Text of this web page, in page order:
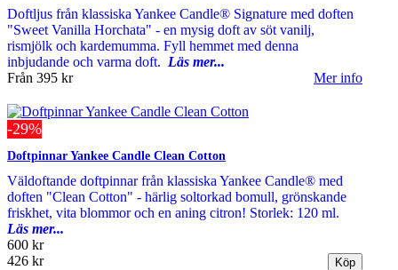
Doftljus från klassiska Yankee Candle® Signature med doften
"Sweet Vanilla Horchata" - en mysig doft av söt vanilj,
rismjölk och kardemumma. Fyll hemmet med denna
inbjudande och varma doft. Läs mer...
Från 395 kr Mer info
-29%
Doftpinnar Yankee Candle Clean Cotton
Väldoftande doftpinnar från klassiska Yankee Candle® med
doften "Clean Cotton" - härlig soltorkad bomull, grönskande
friskhet, vita blommor och en aning citron! Storlek: 120 ml.
Läs mer...
600 kr
426 kr